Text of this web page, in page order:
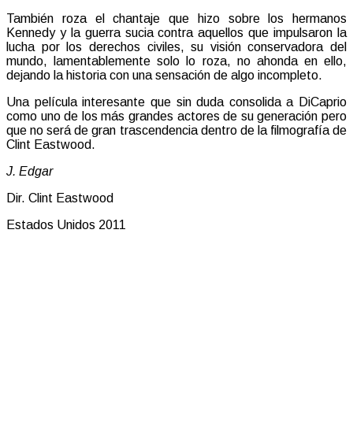
También roza el chantaje que hizo sobre los hermanos
Kennedy y la guerra sucia contra aquellos que impulsaron la
lucha por los derechos civiles, su visión conservadora del
mundo, lamentablemente solo lo roza, no ahonda en ello,
dejando la historia con una sensación de algo incompleto.
Una película interesante que sin duda consolida a DiCaprio
como uno de los más grandes actores de su generación pero
que no será de gran trascendencia dentro de la filmografía de
Clint Eastwood.
J. Edgar
Dir. Clint Eastwood
Estados Unidos 2011